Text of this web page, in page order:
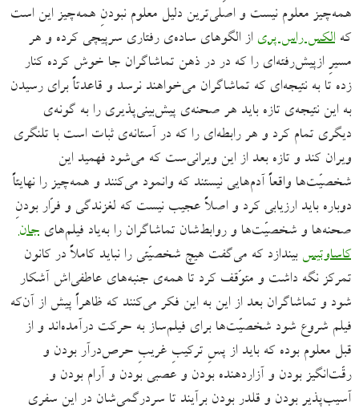
همه‌چیز معلوم نیست و اصلی‌ترین دلیل معلوم نبودنِ همه‌چیز این است
کهالکس راس ‌پری از الگوهای ساده‌ی رفتاری سرپیچی کرده و هر
مسیرِ ازپیش‌رفته‌ای را که در در ذهن تماشاگران جا خوش کرده کنار
زده تا به نتیجه‌‌ای که تماشاگران می‌خواهند نرسد و قاعدتاً برای رسیدن
به این نتیجه‌ی تازه باید هر صحنه‌‌ی پیش‌بینی‌پذیری را به گونه‌ی
دیگری تمام کرد و هر رابطه‌‌ای را که در آستانه‌ی ثبات است با تلنگری
ویران کند و تازه بعد از این ویرانی‌ست که می‌شود فهمید این
شخصیّت‌ها واقعاً آدم‌‌هایی نیستند که وانمود می‌کنند و همه‌چیز را نهایتاً
دوباره باید ارزیابی کرد و اصلاً عجیب نیست که لغزندگی و فرّار بودنِ
صحنه‌ها و شخصیّت‌ها و روابط‌شان تماشاگران را به‌یاد فیلم‌های جان
کاساوتیس بیندازد که می‌گفت هیچ شخصیّتی را نباید کاملاً در کانون
تمرکز نگه داشت و متوّقف کرد تا همه‌ی جنبه‌های عاطفی‌‌اش آشکار
شود و تماشاگران بعد از این به این فکر می‌کنند که ظاهراً پیش از آن‌که
فیلم شروع شود شخصیّت‌ها برای فیلم‌ساز به حرکت درآمده‌اند و از
قبل معلوم بوده که باید از پسِ ترکیبِ غریبِ حرص‌درآر بودن و
رقّت‌انگیز بودن و آزاردهنده بودن و عصبی بودن و آرام بودن و
آسیب‌پذیر بودن و قلدر بودن برآیند تا سردرگمی‌شان در این سفری